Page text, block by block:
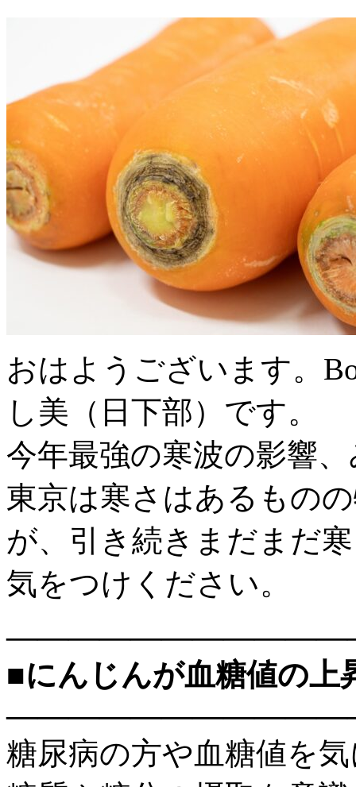
おはようございます。
し美（日下部）です。
今年最強の寒波の影響
東京は寒さはあるもの
が、引き続きまだまだ
気をつけください。
■にんじんが血糖値の上
糖尿病の方や血糖値を